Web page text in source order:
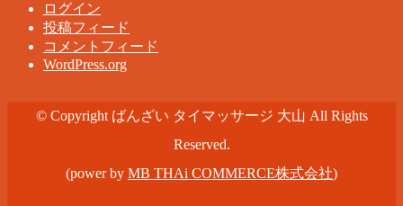
ログイン
投稿フィード
コメントフィード
WordPress.org
© Copyright ばんざい タイマッサージ 大山 All Rights
Reserved.
(power by MB THAi COMMERCE株式会社)